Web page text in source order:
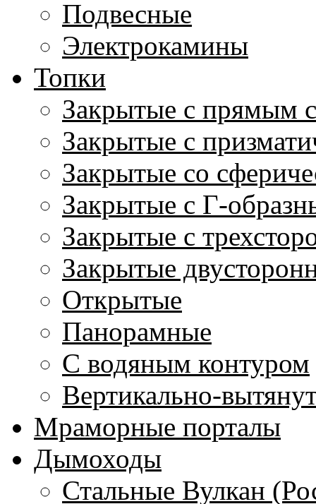
Подвесные
Электрокамины
Топки
Закрытые с прямым
Закрытые с
Закрытые со
Закрытые с Г-
Закрытые с
Закрытые
Открытые
Панорамные
С водяным контуром
Вертикально-
Мраморные порталы
Дымоходы
Стальные Вулкан